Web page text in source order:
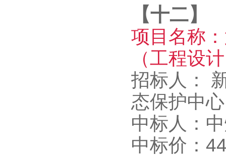
【十二】
项目名称：
（工程设
招标人：
态保护中
中标人：
中标价：